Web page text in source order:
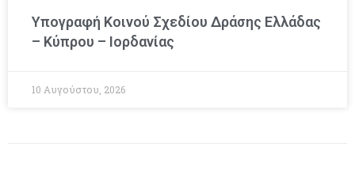
Υπογραφή Κοινού Σχεδίου Δράσης Ελλάδας
– Κύπρου – Ιορδανίας
10 Αυγούστου, 2026